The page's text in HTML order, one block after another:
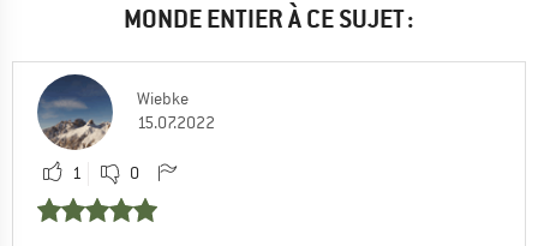
MONDE ENTIER À CE SUJET :
Wiebke
15.07.2022
1 0